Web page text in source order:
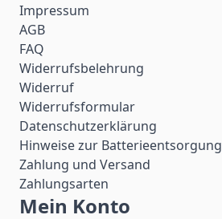
Impressum
AGB
FAQ
Widerrufsbelehrung
Widerruf
Widerrufsformular
Datenschutzerklärung
Hinweise zur Batterieentsorgung
Zahlung und Versand
Zahlungsarten
Mein Konto